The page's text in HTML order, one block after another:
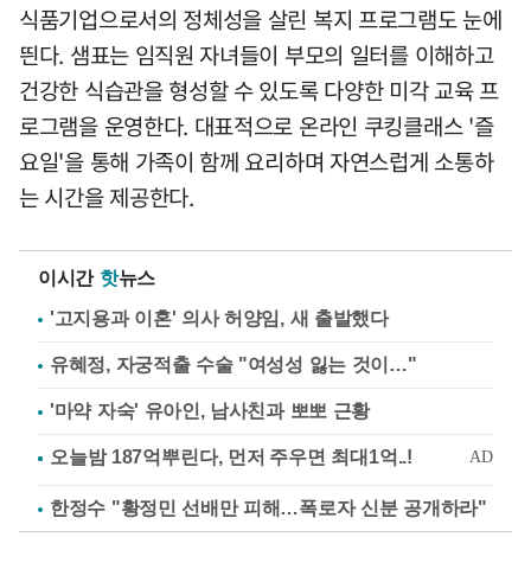
식품기업으로서의 정체성을 살린 복지 프로그램도 눈에
띈다. 샘표는 임직원 자녀들이 부모의 일터를 이해하고
건강한 식습관을 형성할 수 있도록 다양한 미각 교육 프
로그램을 운영한다. 대표적으로 온라인 쿠킹클래스 '즐
요일'을 통해 가족이 함께 요리하며 자연스럽게 소통하
는 시간을 제공한다.
이시간 핫뉴스
'고지용과 이혼' 의사 허양임, 새 출발했다
유혜정, 자궁적출 수술 "여성성 잃는 것이…"
'마약 자숙' 유아인, 남사친과 뽀뽀 근황
한정수 "황정민 선배만 피해…폭로자 신분 공개하라"